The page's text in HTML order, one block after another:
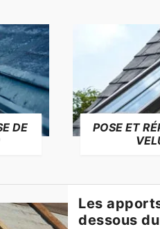
DE
POSE ET
Les
dessous